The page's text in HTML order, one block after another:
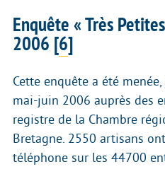
Enquête « Très
2006 [6]
Cette enquête a été
mai-juin 2006 auprès des
registre de la Chambre
Bretagne. 2550 artisans
téléphone sur les 44700